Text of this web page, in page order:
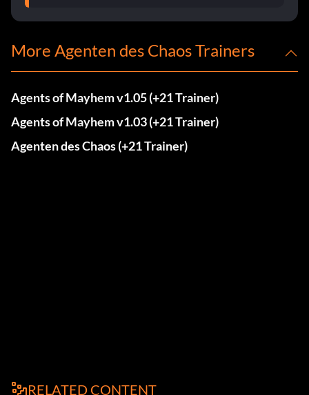
More Agenten des Chaos Trainers
Agents of Mayhem v1.05 (+21 Trainer)
Agents of Mayhem v1.03 (+21 Trainer)
Agenten des Chaos (+21 Trainer)
RELATED CONTENT